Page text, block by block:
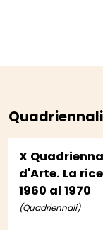
Quadriennali
X
d'Arte. La
1960 al 1970
(Quadriennali)